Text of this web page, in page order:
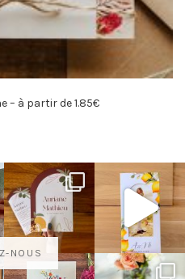
– à partir de 1.85€
NOUS